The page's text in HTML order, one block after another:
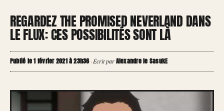
REGARDEZ THE PROMISED NEVERLAND DANS
LE FLUX: CES POSSIBILITÉS SONT LÀ
Publié le 1 février 2021 à 23h36 · Écrit parAlexandre le SasukE